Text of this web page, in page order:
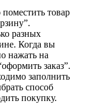
товар
разных
Когда вы
нажать на
заказ”.
заполнить
способ
покупку.